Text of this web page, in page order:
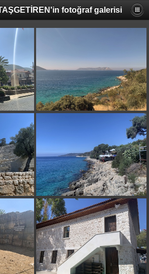
fotoğraf galerisi